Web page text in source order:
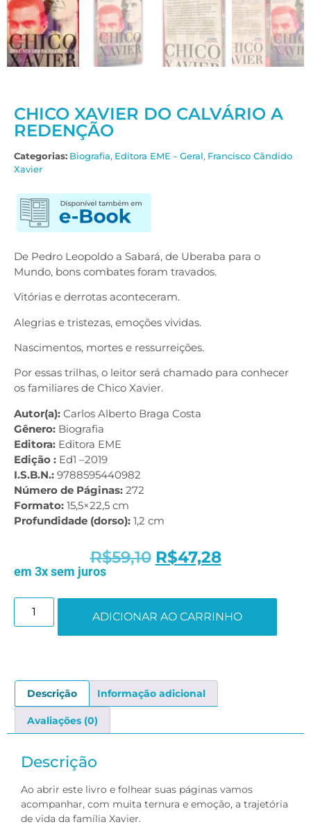
CHICO XAVIER DO CALVÁRIO A
REDENÇÃO
Categorias: Biografia, Editora EME - Geral, Francisco Cândido
Xavier
De Pedro Leopoldo a Sabará, de Uberaba para o
Mundo, bons combates foram travados.
Vitórias e derrotas aconteceram.
Alegrias e tristezas, emoções vividas.
Nascimentos, mortes e ressurreições.
Por essas trilhas, o leitor será chamado para conhecer
os familiares de Chico Xavier.
Autor(a): Carlos Alberto Braga Costa
Gênero: Biografia
Editora: Editora EME
Edição : Ed1 –2019
I.S.B.N.: 9788595440982
Número de Páginas: 272
Formato: 15,5×22,5 cm
Profundidade (dorso): 1,2 cm
R$59,10 R$47,28
em 3x sem juros
ADICIONAR AO CARRINHO
Descrição Informação adicional
Avaliações (0)
Descrição
Ao abrir este livro e folhear suas páginas vamos
acompanhar, com muita ternura e emoção, a trajetória
de vida da família Xavier.